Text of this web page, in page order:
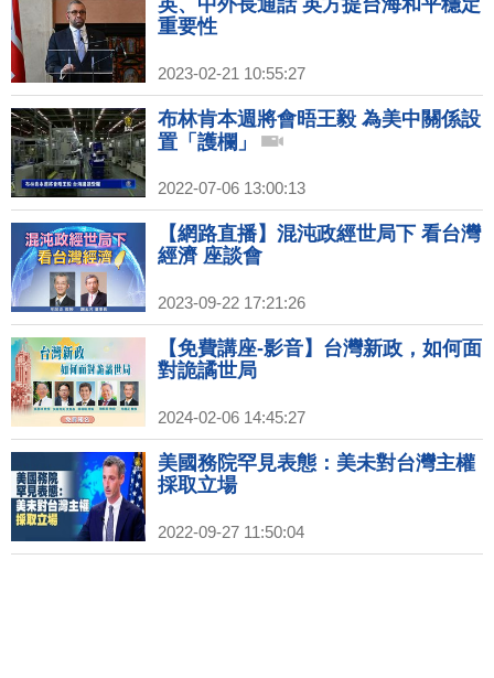
重要性
2023-02-21 10:55:27
布林肯本週將會晤王毅 為美中關係設
置「護欄」
2022-07-06 13:00:13
【網路直播】混沌政經世局下 看台灣
經濟 座談會
2023-09-22 17:21:26
【免費講座-影音】台灣新政，如何面
對詭譎世局
2024-02-06 14:45:27
美國務院罕見表態：美未對台灣主權
採取立場
2022-09-27 11:50:04